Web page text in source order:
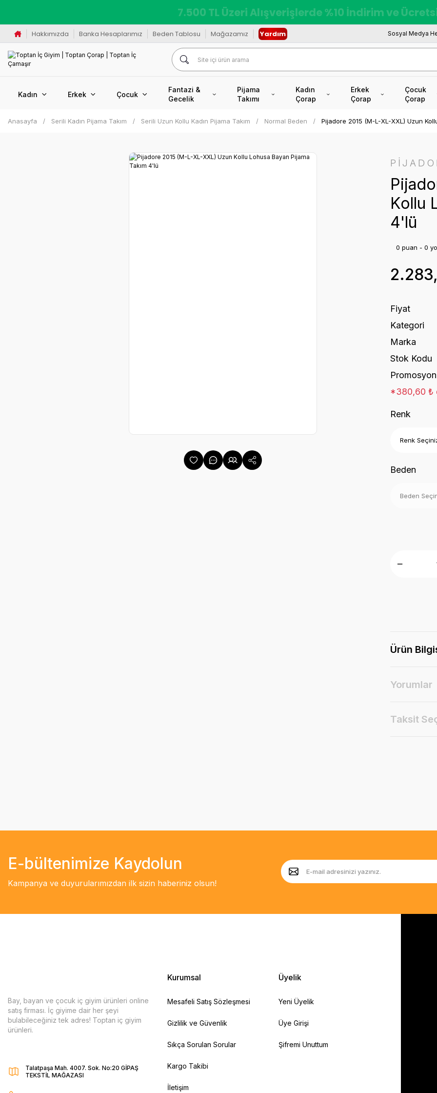
7.500 TL Üzeri Alışverişlerde %10 İndirim ve
Hakkımızda Banka Hesaplarımız Beden Tablosu Mağazamız Yardım Sosyal Medya
Kadın Erkek Çocuk
Fantazi &
Gecelik
Pijama
Takımı
Kadın
Çorap
Erkek
Çorap
Çocuk
Çorap
Anasayfa Serili Kadın Pijama Takım Serili Uzun Kollu Kadın Pijama Takım Normal Beden Pijadore 2015 (M-L-XL-XXL) Uzun
Kollu
4'lü
0 puan - 0
Fiyat
Kategori
Marka
Stok Kodu
Promosyon
*380,60 ₺
Renk
Beden
Ürün
Yorumlar
Taksit
E-bültenimize Kaydolun
Kampanya ve duyurularımızdan ilk sizin haberiniz olsun!
Bay, bayan ve çocuk iç giyim ürünleri online
satış firması. İç giyime dair her şeyi
bulabileceğiniz tek adres! Toptan iç giyim
ürünleri.
Talatpaşa Mah. 4007. Sok. No:20 GİPAŞ
TEKSTİL MAĞAZASI
Kurumsal
Mesafeli Satış Sözleşmesi
Gizlilik ve Güvenlik
Sıkça Sorulan Sorular
Kargo Takibi
İletişim
Üyelik
Yeni Üyelik
Üye Girişi
Şifremi Unuttum